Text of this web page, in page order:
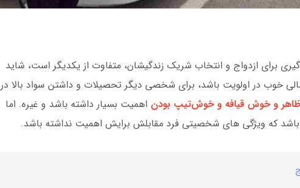
برای ازدواج و انتخاب شریک زندگیشان، متفاوت از یکدیگر است، شاید
خوب در اولویت باشد، برای شخصی دیگر تحصیلات و داشتن سواد بالا در
ظاهر و خوش قیافه و خوش‌تیپ بودن اهمیت بسیار داشته باشد و غیره. اما
که ویژگی های شخصیتی فرد مقابلش برایش اهمیت نداشته باشد.